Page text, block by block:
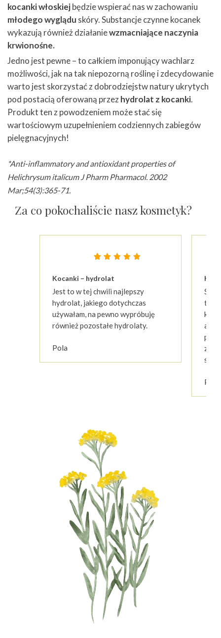
kocanki włoskiejbędzie wspierać nas w zachowaniu
młodego wyglądu skóry. Substancje czynne kocanek
wykazują również działaniewzmacniające naczynia
krwionośne.
Jedno jest pewne – to całkiem imponujący wachlarz
możliwości, jak na tak niepozorną roślinę i zdecydowanie
warto jest skorzystać z dobrodziejstw natury ukrytych
pod postacią oferowaną przezhydrolat z kocanki.
Produkt ten z powodzeniem może stać się
wartościowym uzupełnieniem codziennych zabiegów
pielęgnacyjnych!
*Anti-inflammatory and antioxidant properties of
Helichrysum italicum J Pharm Pharmacol. 2002
Mar;54(3):365-71.
Za co pokochaliście nasz kosmetyk?
na 5 na
podstawie
ocen
klientów
Kocanki – hydrolat
Jest to w tej chwili najlepszy
hydrolat, jakiego dotychczas
używałam, na pewno wypróbuję
również pozostałe hydrolaty.
Pola
a